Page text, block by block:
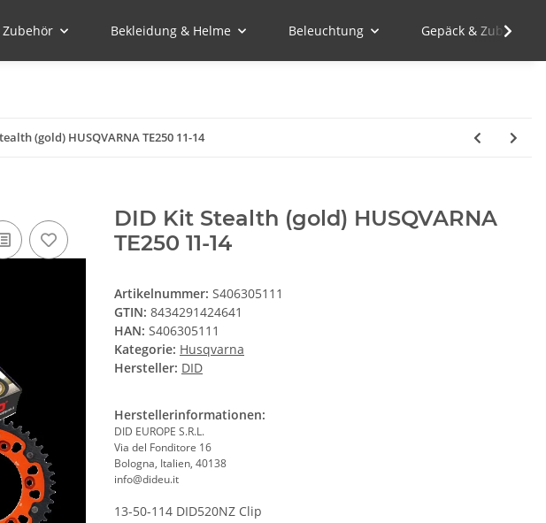
Bekleidung & Helme Beleuchtung Gepäck & Zubehör
(gold) HUSQVARNA TE250 11-14
DID Kit Stealth (gold) HUSQVARNA
TE250 11-14
Artikelnummer: S406305111
GTIN: 8434291424641
HAN: S406305111
Kategorie: Husqvarna
Hersteller: DID
Herstellerinformationen:
DID EUROPE S.R.L.
Via del Fonditore 16
Bologna, Italien, 40138
info@dideu.it
13-50-114 DID520NZ Clip